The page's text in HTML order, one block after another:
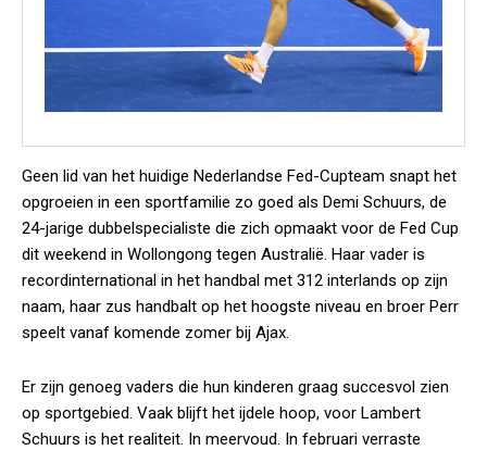
Geen lid van het huidige Nederlandse Fed-Cupteam snapt het
opgroeien in een sportfamilie zo goed als Demi Schuurs, de
24-jarige dubbelspecialiste die zich opmaakt voor de Fed Cup
dit weekend in Wollongong tegen Australië. Haar vader is
recordinternational in het handbal met 312 interlands op zijn
naam, haar zus handbalt op het hoogste niveau en broer Perr
speelt vanaf komende zomer bij Ajax.
Er zijn genoeg vaders die hun kinderen graag succesvol zien
op sportgebied. Vaak blijft het ijdele hoop, voor Lambert
Schuurs is het realiteit. In meervoud. In februari verraste